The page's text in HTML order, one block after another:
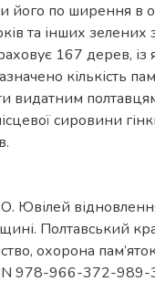
його по ширення в
та інших
167 дерев,
кількість
видатним
сировини
Полтавський
охорона
978-966-372-989-